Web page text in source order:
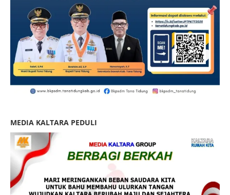
MEDIA KALTARA PEDULI